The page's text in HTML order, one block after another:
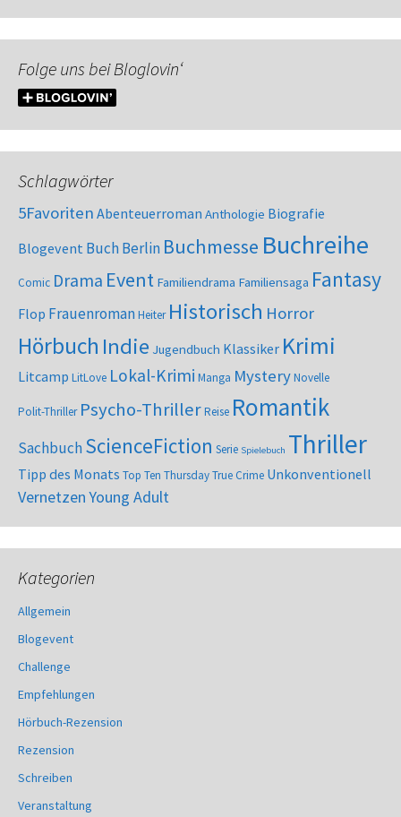
Folge uns bei Bloglovin‘
Schlagwörter
5Favoriten Abenteuerroman Anthologie Biografie
Blogevent Buch Berlin Buchmesse Buchreihe
Comic Drama Event Familiendrama Familiensaga Fantasy
Flop FrauenromanHeiter Historisch Horror
Hörbuch Indie Jugendbuch Klassiker Krimi
Litcamp LitLove Lokal-Krimi Manga MysteryNovelle
Polit-Thriller Psycho-ThrillerReise Romantik
SachbuchScienceFiction Serie Spielebuch Thriller
Tipp des Monats Top Ten ThursdayTrue Crime Unkonventionell
VernetzenYoung Adult
Kategorien
Allgemein
Blogevent
Challenge
Empfehlungen
Hörbuch-Rezension
Rezension
Schreiben
Veranstaltung